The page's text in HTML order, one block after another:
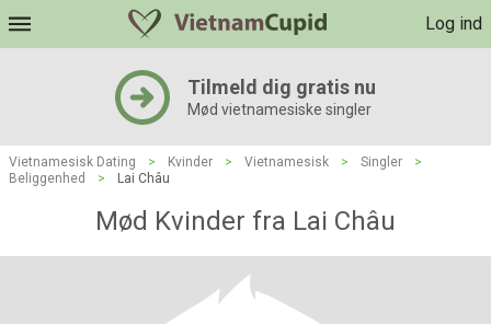
Log ind
Tilmeld dig gratis nu
Mød vietnamesiske singler
Vietnamesisk Dating > Kvinder > Vietnamesisk > Singler
>
Beliggenhed
> Lai Châu
Mød Kvinder fra Lai Châu